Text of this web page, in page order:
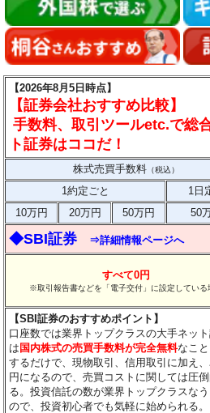
【2026年8月5日時点】
【証券会社おすすめ比較】
手数料、取引ツールetc.で総
ト証券はココだ！
株式売買手数料 （税込）
1約定ごと
1日
10万円
20万円 50万円 50
◆SBI証券 ⇒詳細情報ページへ
すべて0円
※取引報告書などを「電子交付」に設定している
【SBI証券のおすすめポイント】
口座数では業界トップクラスの大手ネッ
は国内株式の売買手数料が完全無料なこ
するだけで、現物取引、信用取引に加え
円になるので、売買コストに関しては圧
る。投資信託の数が業界トップクラスな
ので、投資初心者でも気軽に始められる